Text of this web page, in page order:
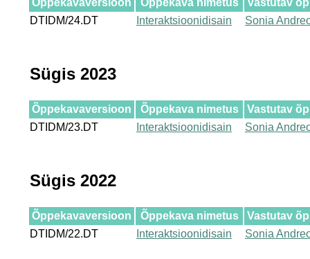
DTIDM/24.DT
Interaktsioonidisain Sonia
Sügis 2023
Õppekavaversioon Õppekava nimetus
Vastutav
DTIDM/23.DT
Interaktsioonidisain Sonia
Sügis 2022
Õppekavaversioon Õppekava nimetus
Vastutav
DTIDM/22.DT
Interaktsioonidisain Sonia